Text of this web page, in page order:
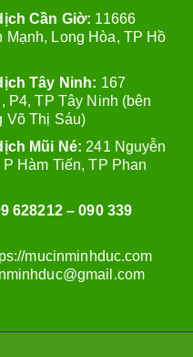
Cần Giờ: 11666
Mạnh, Long Hòa, TP Hồ
Tây Ninh: 167
P4, TP Tây Ninh (bên
Võ Thị Sáu)
Mũi Né: 241 Nguyễn
Hàm Tiến, TP Phan
628212 – 090 339
mucinminhduc.com